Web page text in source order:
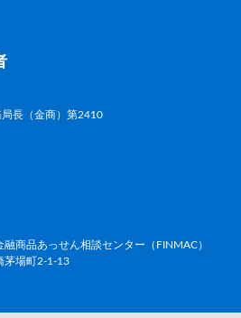
長（金商）第2410
商品あっせん相談センター（FINMAC）
茅場町2-1-13